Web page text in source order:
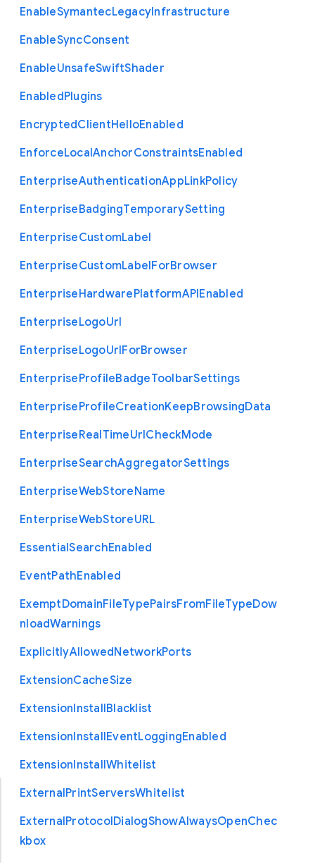
EnableSymantecLegacyInfrastructure
EnableSyncConsent
EnableUnsafeSwiftShader
EnabledPlugins
EncryptedClientHelloEnabled
EnforceLocalAnchorConstraintsEnabled
EnterpriseAuthenticationAppLinkPolicy
EnterpriseBadgingTemporarySetting
EnterpriseCustomLabel
EnterpriseCustomLabelForBrowser
EnterpriseHardwarePlatformAPIEnabled
EnterpriseLogoUrl
EnterpriseLogoUrlForBrowser
EnterpriseProfileBadgeToolbarSettings
EnterpriseProfileCreationKeepBrowsingData
EnterpriseRealTimeUrlCheckMode
EnterpriseSearchAggregatorSettings
EnterpriseWebStoreName
EnterpriseWebStoreURL
EssentialSearchEnabled
EventPathEnabled
ExemptDomainFileTypePairsFromFileTypeDow
nloadWarnings
ExplicitlyAllowedNetworkPorts
ExtensionCacheSize
ExtensionInstallBlacklist
ExtensionInstallEventLoggingEnabled
ExtensionInstallWhitelist
ExternalPrintServersWhitelist
ExternalProtocolDialogShowAlwaysOpenChec
kbox